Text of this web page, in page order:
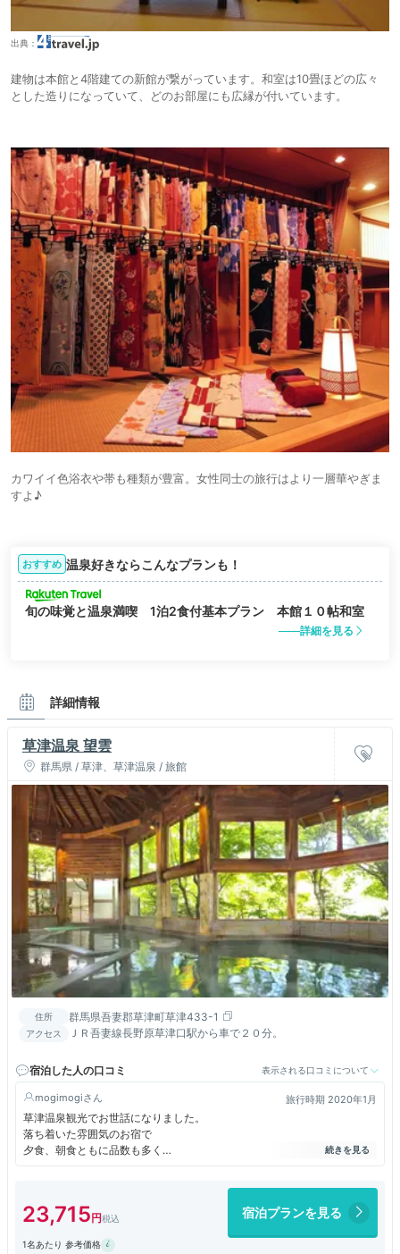
出典：
建物は本館と4階建ての新館が繋がっています。和室は10畳ほどの広々
とした造りになっていて、どのお部屋にも広縁が付いています。
カワイイ色浴衣や帯も種類が豊富。女性同士の旅行はより一層華やぎま
すよ♪
おすすめ 温泉好きならこんなプランも！
旬の味覚と温泉満喫 1泊2食付基本プラン 本館１０帖和室
詳細を見る
詳細情報
草津温泉 望雲
群馬県 / 草津、草津温泉 / 旅館
住所 群馬県吾妻郡草津町草津433-1
アクセス ＪＲ吾妻線長野原草津口駅から車で２０分。
宿泊した人の口コミ 表示される口コミについて
mogimogi 旅行時期 2020年1月
草津温泉観光でお世話になりました。
落ち着いた雰囲気のお宿で
夕食、朝食ともに品数も多く
とっても美味しかったです。
温泉もゆったりとして
観光で歩き疲れていたので
リラックス出来て大満足でした。
23,715 宿泊プランを見る
1名あたり 参考価格